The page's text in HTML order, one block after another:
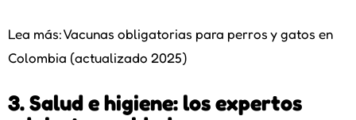
Lea más: Vacunas obligatorias para perros y gatos en
Colombia (actualizado 2025)
3. Salud e higiene: los expertos